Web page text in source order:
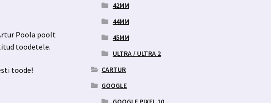
Poola poolt
toodetele.
toode!
42MM
44MM
45MM
ULTRA / ULTRA 2
CARTUR
GOOGLE